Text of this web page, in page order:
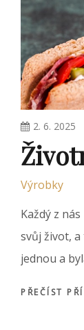
2. 6. 2025
Výrobky
Každý z
svůj život,
jednou a
PŘEČÍST